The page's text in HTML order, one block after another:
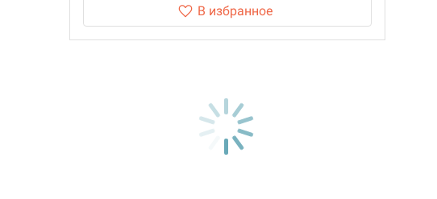
В избранное